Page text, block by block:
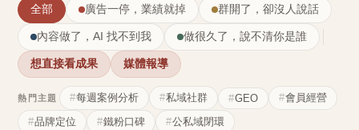
全部 廣告一停，業績就掉 群開了，卻沒人說話
內容做了，AI 找不到我 做很久了，說不清你是誰
想直接看成果 媒體報導
熱門主題 每週案例分析 私域社群 GEO
會員經營
品牌定位
鐵粉口碑 公私域閉環